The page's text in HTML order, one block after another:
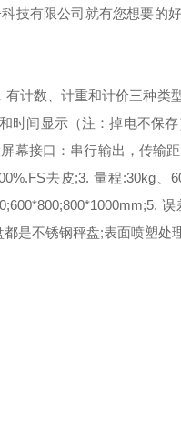
技有限公司就有您想要的
计数、计重和计价三种类
时间显示（注：掉电不保
幕接口：串行输出，传输
去皮;3. 量程:30kg、
5. 误
是不锈钢秤盘;表面喷塑处